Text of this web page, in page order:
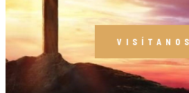
VISÍTANOS